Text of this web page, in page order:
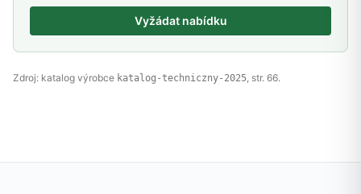
Vyžádat nabídku
Zdroj: katalog výrobce katalog-techniczny-2025, str. 66.